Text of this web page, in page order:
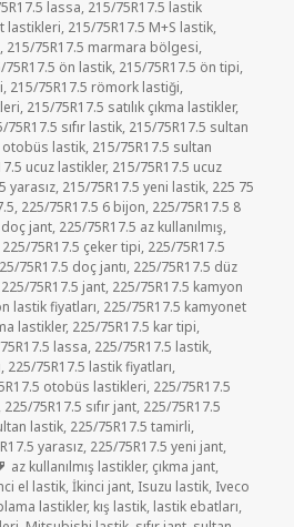
lassa, 215/75R17.5 lastik
lastikleri, 215/75R17.5 M+S lastik,
, 215/75R17.5 marmara bölgesi,
75R17.5 ön lastik, 215/75R17.5 ön tipi,
, 215/75R17.5 römork lastiği,
, 215/75R17.5 satılık çıkma lastikler,
75R17.5 sıfır lastik, 215/75R17.5 sultan
otobüs lastik, 215/75R17.5 sultan
ucuz lastikler, 215/75R17.5 ucuz
yarasız, 215/75R17.5 yeni lastik, 225 75
, 225/75R17.5 6 bijon, 225/75R17.5 8
jant, 225/75R17.5 az kullanılmış,
225/75R17.5 çeker tipi, 225/75R17.5
75R17.5 doç jantı, 225/75R17.5 düz
225/75R17.5 jant, 225/75R17.5 kamyon
lastik fiyatları, 225/75R17.5 kamyonet
lastikler, 225/75R17.5 kar tipi,
lassa, 225/75R17.5 lastik,
, 225/75R17.5 lastik fiyatları,
otobüs lastikleri, 225/75R17.5
, 225/75R17.5 sıfır jant, 225/75R17.5
lastik, 225/75R17.5 tamirli,
yarasız, 225/75R17.5 yeni jant,
Etiketler
az kullanılmış lastikler, çıkma jant,
el lastik,İkinci jant, Isuzu lastik, Iveco
lastikler, kış lastik, lastik ebatları,